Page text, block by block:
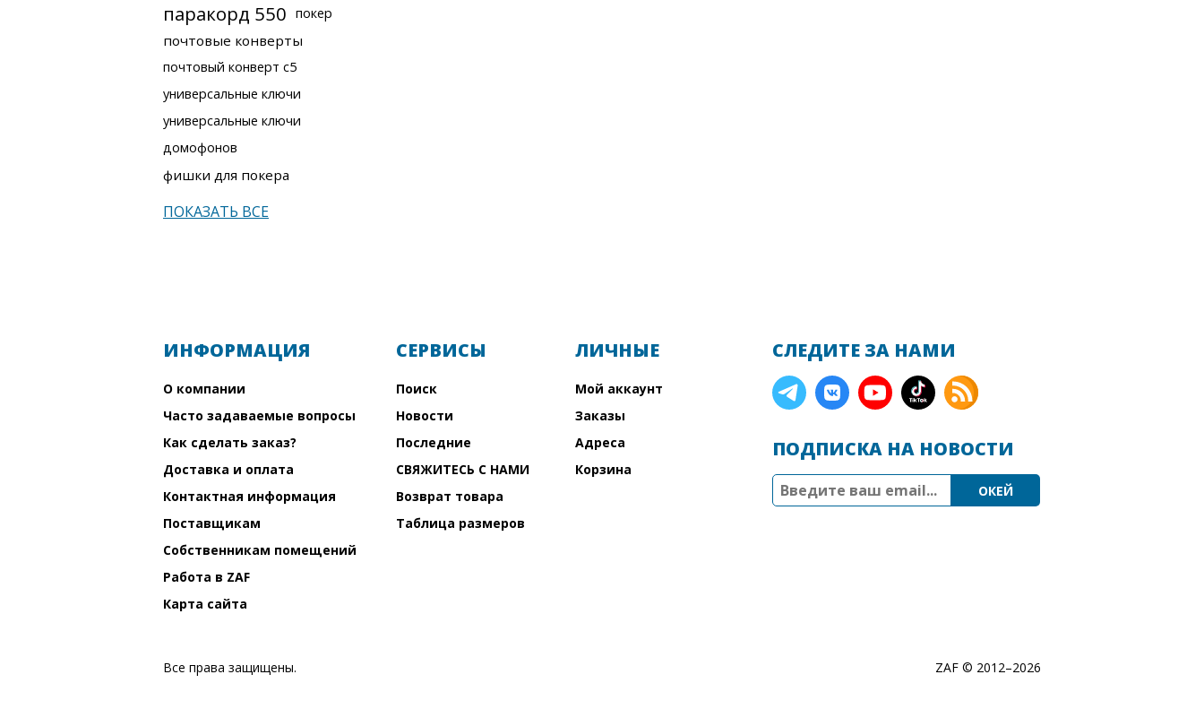
паракорд 550 покер
почтовые конверты
почтовый конверт с5
универсальные ключи
универсальные ключи
домофонов
фишки для покера
ПОКАЗАТЬ ВСЕ
ИНФОРМАЦИЯ
О компании
Часто задаваемые вопросы
Как сделать заказ?
Доставка и оплата
Контактная информация
Поставщикам
Собственникам помещений
Работа в ZAF
Карта сайта
СЕРВИСЫ
Поиск
Новости
Последние
СВЯЖИТЕСЬ С НАМИ
Возврат товара
Таблица размеров
ЛИЧНЫЕ
Мой аккаунт
Заказы
Адреса
Корзина
СЛЕДИТЕ ЗА НАМИ
ПОДПИСКА НА НОВОСТИ
ZAF © 2012–2026
Все права защищены.